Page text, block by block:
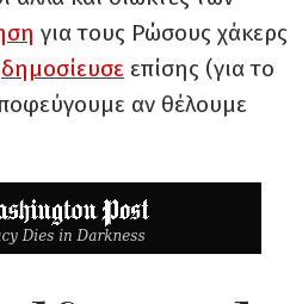
για τους Ρώσους χάκερς
δημοσίευσε επίσης (για το
αν θέλουμε